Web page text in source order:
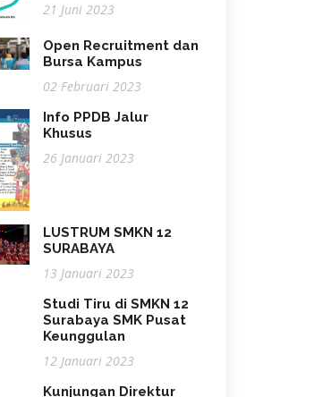
21 Juni 2023
Open Recruitment dan
Bursa Kampus
02 Februari 2023
Info PPDB Jalur
Khusus
26 Januari 2023
LUSTRUM SMKN 12
SURABAYA
13 Januari 2023
Studi Tiru di SMKN 12
Surabaya SMK Pusat
Keunggulan
12 Januari 2023
Kunjungan Direktur